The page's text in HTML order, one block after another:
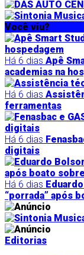
Você viu?
Há 6 dias Apê
academias na
Há 6 dias
ferramentas
Há 6 dias
digitais
Há 6 dias
“porrada” após
Editorias